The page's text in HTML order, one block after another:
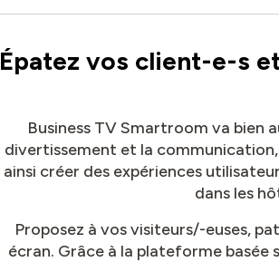
Épatez vos client-e-s
Business TV Smartroom va bien
divertissement et la
ainsi créer des expériences
dans les
Proposez à vos visiteurs/-euses,
écran. Grâce à la plateforme